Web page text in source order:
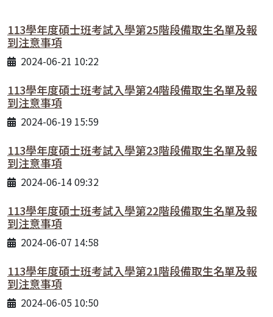
113學年度碩士班考試入學第25階段備取生名單及報
到注意事項
2024-06-21 10:22
113學年度碩士班考試入學第24階段備取生名單及報
到注意事項
2024-06-19 15:59
113學年度碩士班考試入學第23階段備取生名單及報
到注意事項
2024-06-14 09:32
113學年度碩士班考試入學第22階段備取生名單及報
到注意事項
2024-06-07 14:58
113學年度碩士班考試入學第21階段備取生名單及報
到注意事項
2024-06-05 10:50